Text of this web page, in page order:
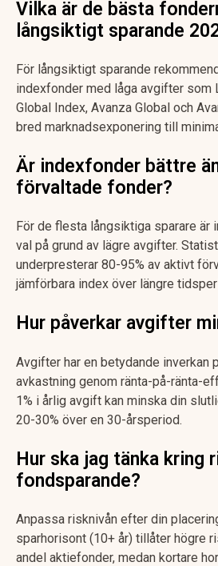
Vilka är de bästa
långsiktigt sparande
För långsiktigt sparande
indexfonder med låga avgifter som
Global Index, Avanza Global och
bred marknadsexponering till
Är indexfonder bättre
förvaltade fonder?
För de flesta långsiktiga sparare är
val på grund av lägre avgifter.
underpresterar 80-95% av aktivt
jämförbara index över längre
Hur påverkar avgifter
Avgifter har en betydande inverkan
avkastning genom ränta-på-ränta-
1% i årlig avgift kan minska din
20-30% över en 30-årsperiod.
Hur ska jag tänka kring
fondsparande?
Anpassa risknivån efter din
sparhorisont (10+ år) tillåter högre
andel aktiefonder, medan kortare